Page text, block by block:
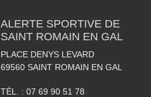
ALERTE SPORTIVE DE
SAINT ROMAIN EN GAL
PLACE DENYS LEVARD
69560 SAINT ROMAIN EN GAL
TÉL. : 07 69 90 51 78